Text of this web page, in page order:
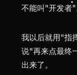
不能叫"开发者"
我以后就用"指
说"再来点最终
出来了。